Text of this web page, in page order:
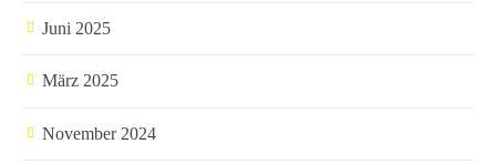
Juni 2025
März 2025
November 2024